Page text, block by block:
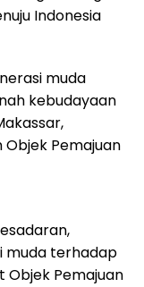
Indonesia
muda
kebudayaan
Pemajuan
muda terhadap
Objek Pemajuan